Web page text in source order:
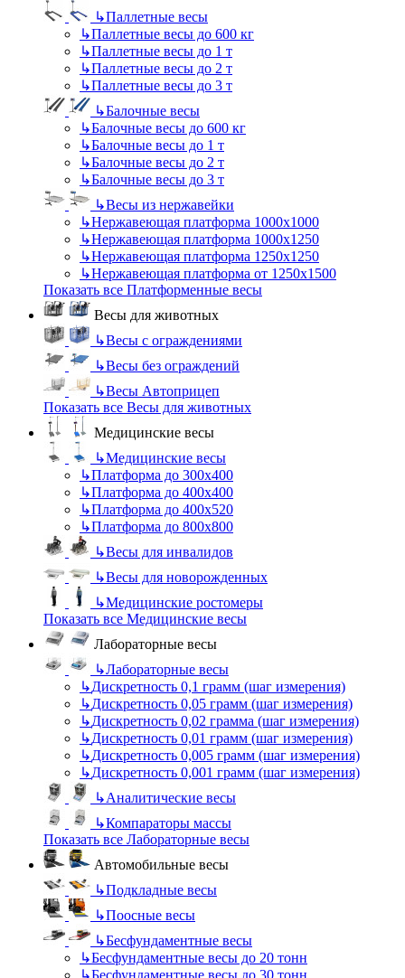
↳Паллетные весы
↳Паллетные весы до 600 кг
↳Паллетные весы до 1 т
↳Паллетные весы до 2 т
↳Паллетные весы до 3 т
↳Балочные весы
↳Балочные весы до 600 кг
↳Балочные весы до 1 т
↳Балочные весы до 2 т
↳Балочные весы до 3 т
↳Весы из нержавейки
↳Нержавеющая платформа 1000х1000
↳Нержавеющая платформа 1000х1250
↳Нержавеющая платформа 1250х1250
↳Нержавеющая платформа от 1250х1500
Показать все Платформенные весы
Весы для животных
↳Весы с ограждениями
↳Весы без ограждений
↳Весы Автоприцеп
Показать все Весы для животных
Медицинские весы
↳Медицинские весы
↳Платформа до 300х400
↳Платформа до 400х400
↳Платформа до 400х520
↳Платформа до 800х800
↳Весы для инвалидов
↳Весы для новорожденных
↳Медицинские ростомеры
Показать все Медицинские весы
Лабораторные весы
↳Лабораторные весы
↳Дискретность 0,1 грамм (шаг измерения)
↳Дискретность 0,05 грамм (шаг измерения)
↳Дискретность 0,02 грамма (шаг измерения)
↳Дискретность 0,01 грамм (шаг измерения)
↳Дискретность 0,005 грамм (шаг измерения)
↳Дискретность 0,001 грамм (шаг измерения)
↳Аналитические весы
↳Компараторы массы
Показать все Лабораторные весы
Автомобильные весы
↳Подкладные весы
↳Поосные весы
↳Бесфундаментные весы
↳Бесфундаментные весы до 20 тонн
↳Бесфундаментные весы до 30 тонн